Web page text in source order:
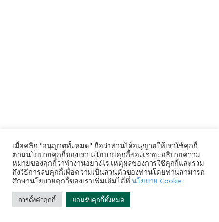
เมื่อคลิก "อนุญาตทั้งหมด" ถือว่าท่านได้อนุญาตให้เราใช้คุกกี้
ตามนโยบายคุกกี้ของเรา นโยบายคุกกี้ของเราจะอธิบายความ
หมายของคุกกี้ว่าทำงานอย่างไร เหตุผลของการใช้คุกกี้และรวม
ถึงวิธีการลบคุกกี้เพื่อความเป็นส่วนตัวของท่านโดยท่านสามารถ
ศึกษานโยบายคุกกี้ของเราเพิ่มเติมได้ที่ นโยบาย Cookie
การตั้งค่าคุกกี้ ยอมรับคุกกี้ทั้งหมด